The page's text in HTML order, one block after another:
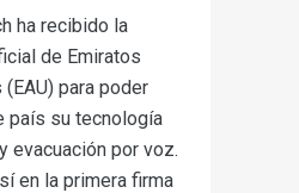
ha recibido la
de Emiratos
para poder
país su tecnología
evacuación por voz.
en la primera firma